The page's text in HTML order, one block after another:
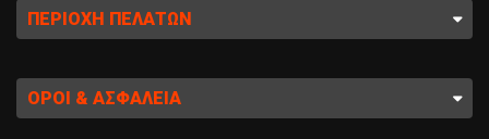
ΠΕΡΙΟΧΉ ΠΕΛΑΤΏΝ
ΌΡΟΙ & ΑΣΦΆΛΕΙΑ